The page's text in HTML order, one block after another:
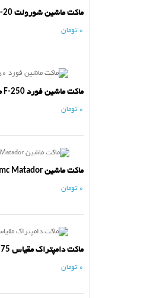
ماکت ماشین شورولت c-20 مدل 1983
0 تومان
ماکت ماشین فورد F-250 مدل 1987
0 تومان
ماکت ماشین Amc Matador مدل 1972
0 تومان
ماکت دامپتراک مقیاس 1:75 برند kdw
0 تومان